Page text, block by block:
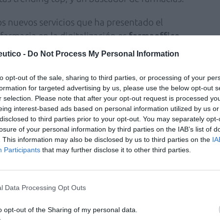
- Do Not Process My Personal Information
opt-out of the sale, sharing to third parties, or processing of your
for targeted advertising by us, please use the below opt-out
selection. Please note that after your opt-out request is processed
interest-based ads based on personal information utilized by us
to third parties prior to your opt-out. You may separately
of your personal information by third parties on the IAB’s list of
This information may also be disclosed by us to third parties on the
Participants that may further disclose it to other third parties.
Data Processing Opt Outs
opt-out of the Sharing of my personal data.
nuevos servicios que ha presentado el
en la digitalización esfarmaoffice
de la imagen digital y la comunicación
de una plataforma personalizada,
farmacias f:, desde la que cada farmacia
online, gestionar su agenda de
contenidos compartiéndolos en RRSS y
digitales al servicio de la farmacia
Industria" esRepofarma, un repositorio en el
las actualizaciones de sus vademécums
de partner integral de la farmacia